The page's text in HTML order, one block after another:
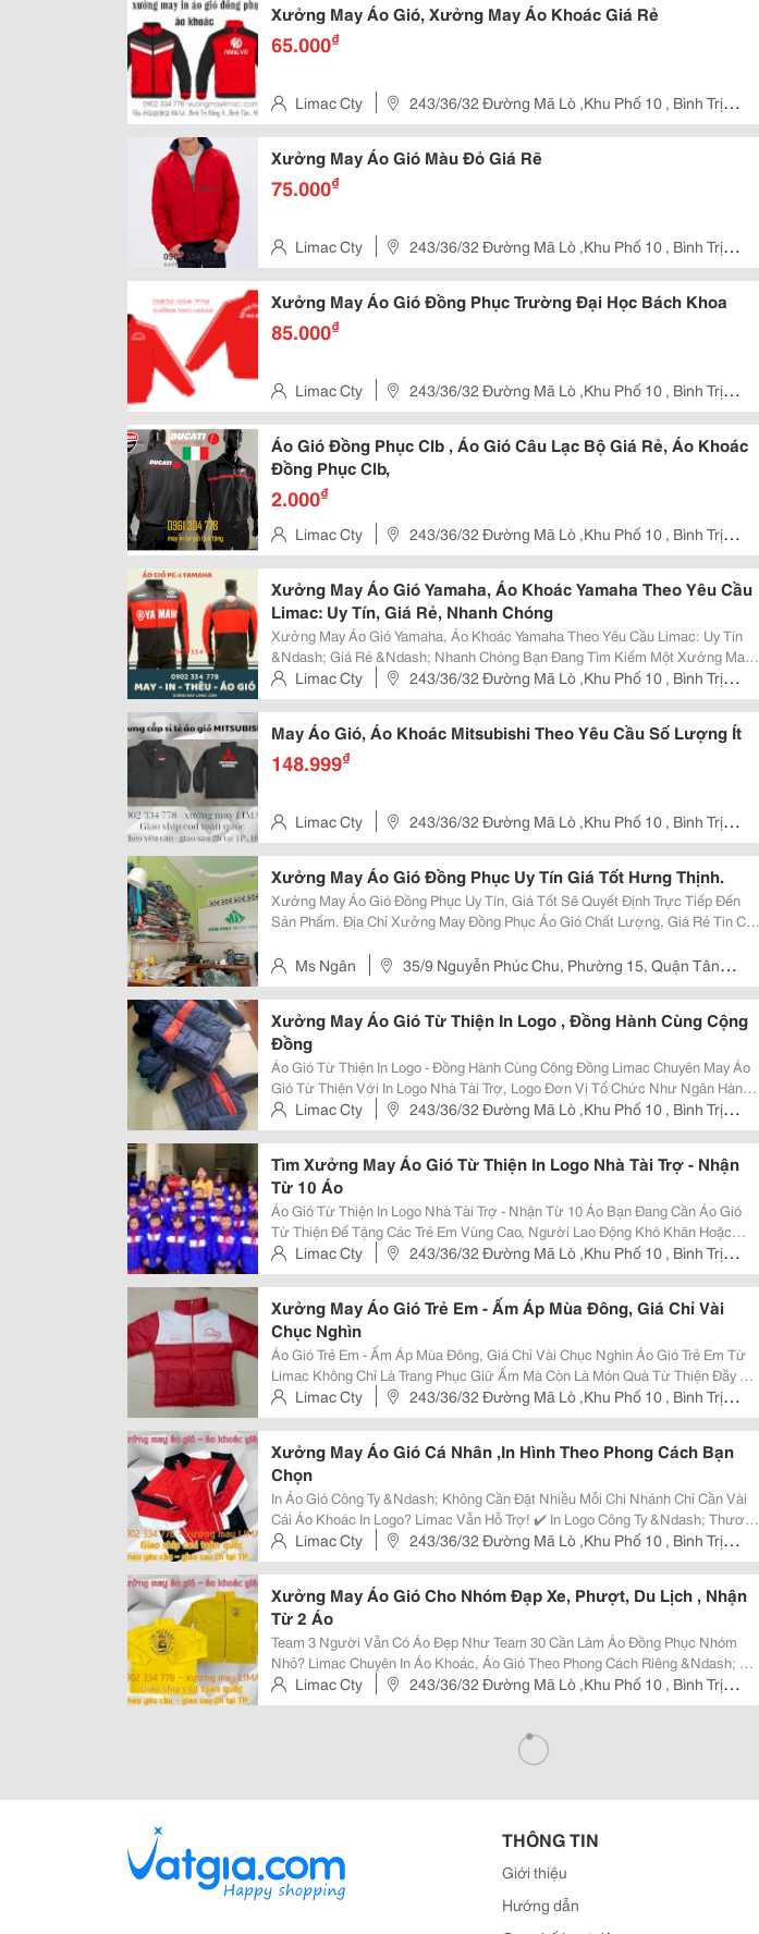
Xưởng May Áo Gió, Xưởng May Áo Khoác Giá Rẻ
65.000₫
Limac Cty
243/36/32 Đường Mã Lò ,Khu Phố 10 , Bình Trị
Đông A , Quận Bình Tân , Hcm
Xưởng May Áo Gió Màu Đỏ Giá Rẽ
75.000₫
Limac Cty
243/36/32 Đường Mã Lò ,Khu Phố 10 , Bình Trị
Đông A , Quận Bình Tân , Hcm
Xưởng May Áo Gió Đồng Phục Trường Đại Học Bách Khoa
85.000₫
Limac Cty
243/36/32 Đường Mã Lò ,Khu Phố 10 , Bình Trị
Đông A , Quận Bình Tân , Hcm
Áo Gió Đồng Phục Clb , Áo Gió Câu Lạc Bộ Giá Rẻ, Áo Khoác
Đồng Phục Clb,
2.000₫
Limac Cty
243/36/32 Đường Mã Lò ,Khu Phố 10 , Bình Trị
Đông A , Quận Bình Tân , Hcm
Xưởng May Áo Gió Yamaha, Áo Khoác Yamaha Theo Yêu Cầu
Limac: Uy Tín, Giá Rẻ, Nhanh Chóng
Xưởng May Áo Gió Yamaha, Áo Khoác Yamaha Theo Yêu Cầu Limac: Uy Tín
&Ndash; Giá Rẻ &Ndash; Nhanh Chóng Bạn Đang Tìm Kiếm Một Xưởng May
Áo Gió Yamaha, Áo Khoác Yamaha Uy Tín, Chất Lượng Với Giá Cả Hợp Lý?
Xưởng May Limac Là Địa Chỉ Tin Cậy Dành Cho...
Limac Cty
243/36/32 Đường Mã Lò ,Khu Phố 10 , Bình Trị
Đông A , Quận Bình Tân , Hcm
May Áo Gió, Áo Khoác Mitsubishi Theo Yêu Cầu Số Lượng Ít
148.999₫
Limac Cty
243/36/32 Đường Mã Lò ,Khu Phố 10 , Bình Trị
Đông A , Quận Bình Tân , Hcm
Xưởng May Áo Gió Đồng Phục Uy Tín Giá Tốt Hưng Thịnh.
Xưởng May Áo Gió Đồng Phục Uy Tín, Giá Tốt Sẽ Quyết Định Trực Tiếp Đến
Sản Phẩm. Địa Chỉ Xưởng May Đồng Phục Áo Gió Chất Lượng, Giá Rẻ Tin Cậy
Dạng Mẫu Mã, Chất Liệu Vải Chất...
Ms Ngân
35/9 Nguyễn Phúc Chu, Phường 15, Quận Tân
Bình
Xưởng May Áo Gió Từ Thiện In Logo , Đồng Hành Cùng Cộng
Đồng
Áo Gió Từ Thiện In Logo - Đồng Hành Cùng Cộng Đồng Limac Chuyên May Áo
Gió Từ Thiện Với In Logo Nhà Tài Trợ, Logo Đơn Vị Tổ Chức Như Ngân Hàng,
Viễn Thông, Du Lịch, Event . Đặt Từ 10 Áo Đến Vài Ngàn Áo , Giao Nhanh Toàn
Quốc. Đặc Điểm Áo Gió Li
Limac Cty
243/36/32 Đường Mã Lò ,Khu Phố 10 , Bình Trị
Đông A , Quận Bình Tân , Hcm
Tìm Xưởng May Áo Gió Từ Thiện In Logo Nhà Tài Trợ - Nhận
Từ 10 Áo
Áo Gió Từ Thiện In Logo Nhà Tài Trợ - Nhận Từ 10 Áo Bạn Đang Cần Áo Gió
Từ Thiện Để Tặng Các Trẻ Em Vùng Cao, Người Lao Động Khó Khăn Hoặc
Phục Vụ Chương Trình Thiện Nguyện ? Limac Nhận May Áo Gió In Logo Nhà
Tài Trợ Với Số Lượng Từ 10 Áo , Giá Ch
Limac Cty
243/36/32 Đường Mã Lò ,Khu Phố 10 , Bình Trị
Đông A , Quận Bình Tân , Hcm
Xưởng May Áo Gió Trẻ Em - Ấm Áp Mùa Đông, Giá Chỉ Vài
Chục Nghìn
Áo Gió Trẻ Em - Ấm Áp Mùa Đông, Giá Chỉ Vài Chục Nghìn Áo Gió Trẻ Em Từ
Limac Không Chỉ Là Trang Phục Giữ Ấm Mà Còn Là Món Quà Từ Thiện Đầy Ý
Nghĩa. Với Giá Chỉ Từ Vài Chục Nghìn/Áo , Các Đoàn Thiện Nguyện Có Thể
Dễ Dàng Trao Tặng Yêu Thương Đến N
Limac Cty
243/36/32 Đường Mã Lò ,Khu Phố 10 , Bình Trị
Đông A , Quận Bình Tân , Hcm
Xưởng May Áo Gió Cá Nhân ,In Hình Theo Phong Cách Bạn
Chọn
In Áo Gió Công Ty &Ndash; Không Cần Đặt Nhiều Mỗi Chi Nhánh Chỉ Cần Vài
Cái Áo Khoác In Logo? Limac Vẫn Hỗ Trợ! ✔️ In Logo Công Ty &Ndash; Thương
Hiệu &Ndash; ******Line ✔️ Nhận May Áo Từ 2&Ndash;3 Cái ✔️ Mẫu Chuẩn
Chỉnh, Bền, Đẹp Tư Vấn Nha
Limac Cty
243/36/32 Đường Mã Lò ,Khu Phố 10 , Bình Trị
Đông A , Quận Bình Tân , Hcm
Xưởng May Áo Gió Cho Nhóm Đạp Xe, Phượt, Du Lịch , Nhận
Từ 2 Áo
Team 3 Người Vẫn Có Áo Đẹp Như Team 30 Cần Làm Áo Đồng Phục Nhóm
Nhỏ? Limac Chuyên In Áo Khoác, Áo Gió Theo Phong Cách Riêng &Ndash; Từ
2 Áo Vẫn Nhận In ✅ In Tên &Ndash; In Số &Ndash; In Logo Riêng Từng Người
✅ Áo Đẹp &Ndash; Bền &Ndash; Nhẹ
Limac Cty
243/36/32 Đường Mã Lò ,Khu Phố 10 , Bình Trị
Đông A , Quận Bình Tân , Hcm
THÔNG TIN
Giới thiệu
Hướng dẫn